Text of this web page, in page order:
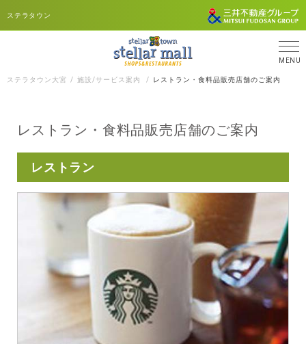
MENU
ステラタウン
ステラタウン大宮 施設/サービス案内 レストラン・食料品販売店舗のご案内
レストラン・食料品販売店舗のご案内
レストラン